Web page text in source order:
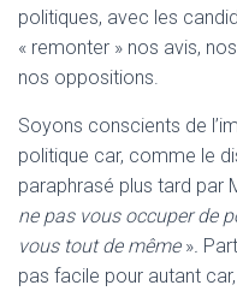
politiques, avec les
« remonter » nos avis,
nos oppositions.
Soyons conscients de
politique car, comme le
paraphrasé plus tard par
ne pas vous occuper de
vous tout de même».
pas facile pour autant